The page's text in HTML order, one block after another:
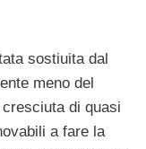
sostiuita dal
meno del
di quasi
a fare la